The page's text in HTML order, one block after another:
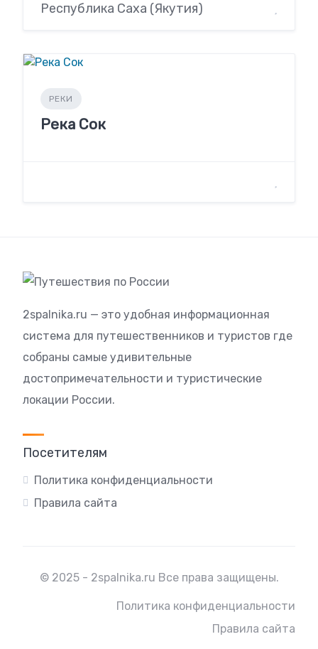
Республика Саха (Якутия)
РЕКИ
Река Сок
2spalnika.ru — это удобная информационная
система для путешественников и туристов где
собраны самые удивительные
достопримечательности и туристические
локации России.
Посетителям
Политика конфиденциальности
Правила сайта
© 2025 - 2spalnika.ru Все права защищены.
Политика конфиденциальности
Правила сайта